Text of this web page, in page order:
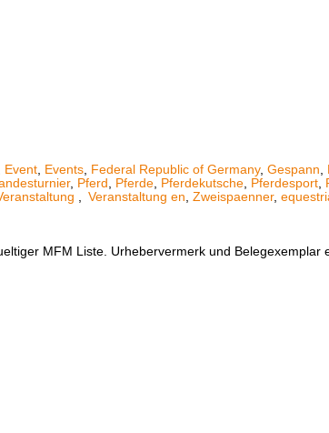
Event Events Federal Republic of Germany, Gespann
, Pferd Pferde Pferdekutsche Pferdesport
Veranstaltung en Zweispaenner,
MFM Liste. Urhebervermerk und